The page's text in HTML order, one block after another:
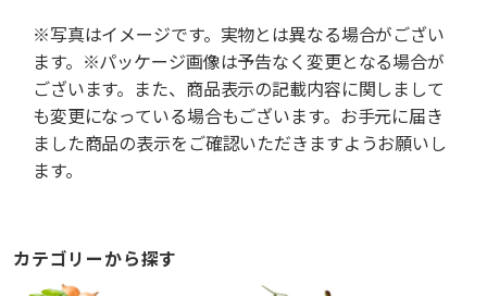
※写真はイメージです。実物とは異なる場合がござい
ます。※パッケージ画像は予告なく変更となる場合が
ございます。また、商品表示の記載内容に関しまして
も変更になっている場合もございます。お手元に届き
ました商品の表示をご確認いただきますようお願いし
ます。
カテゴリーから探す